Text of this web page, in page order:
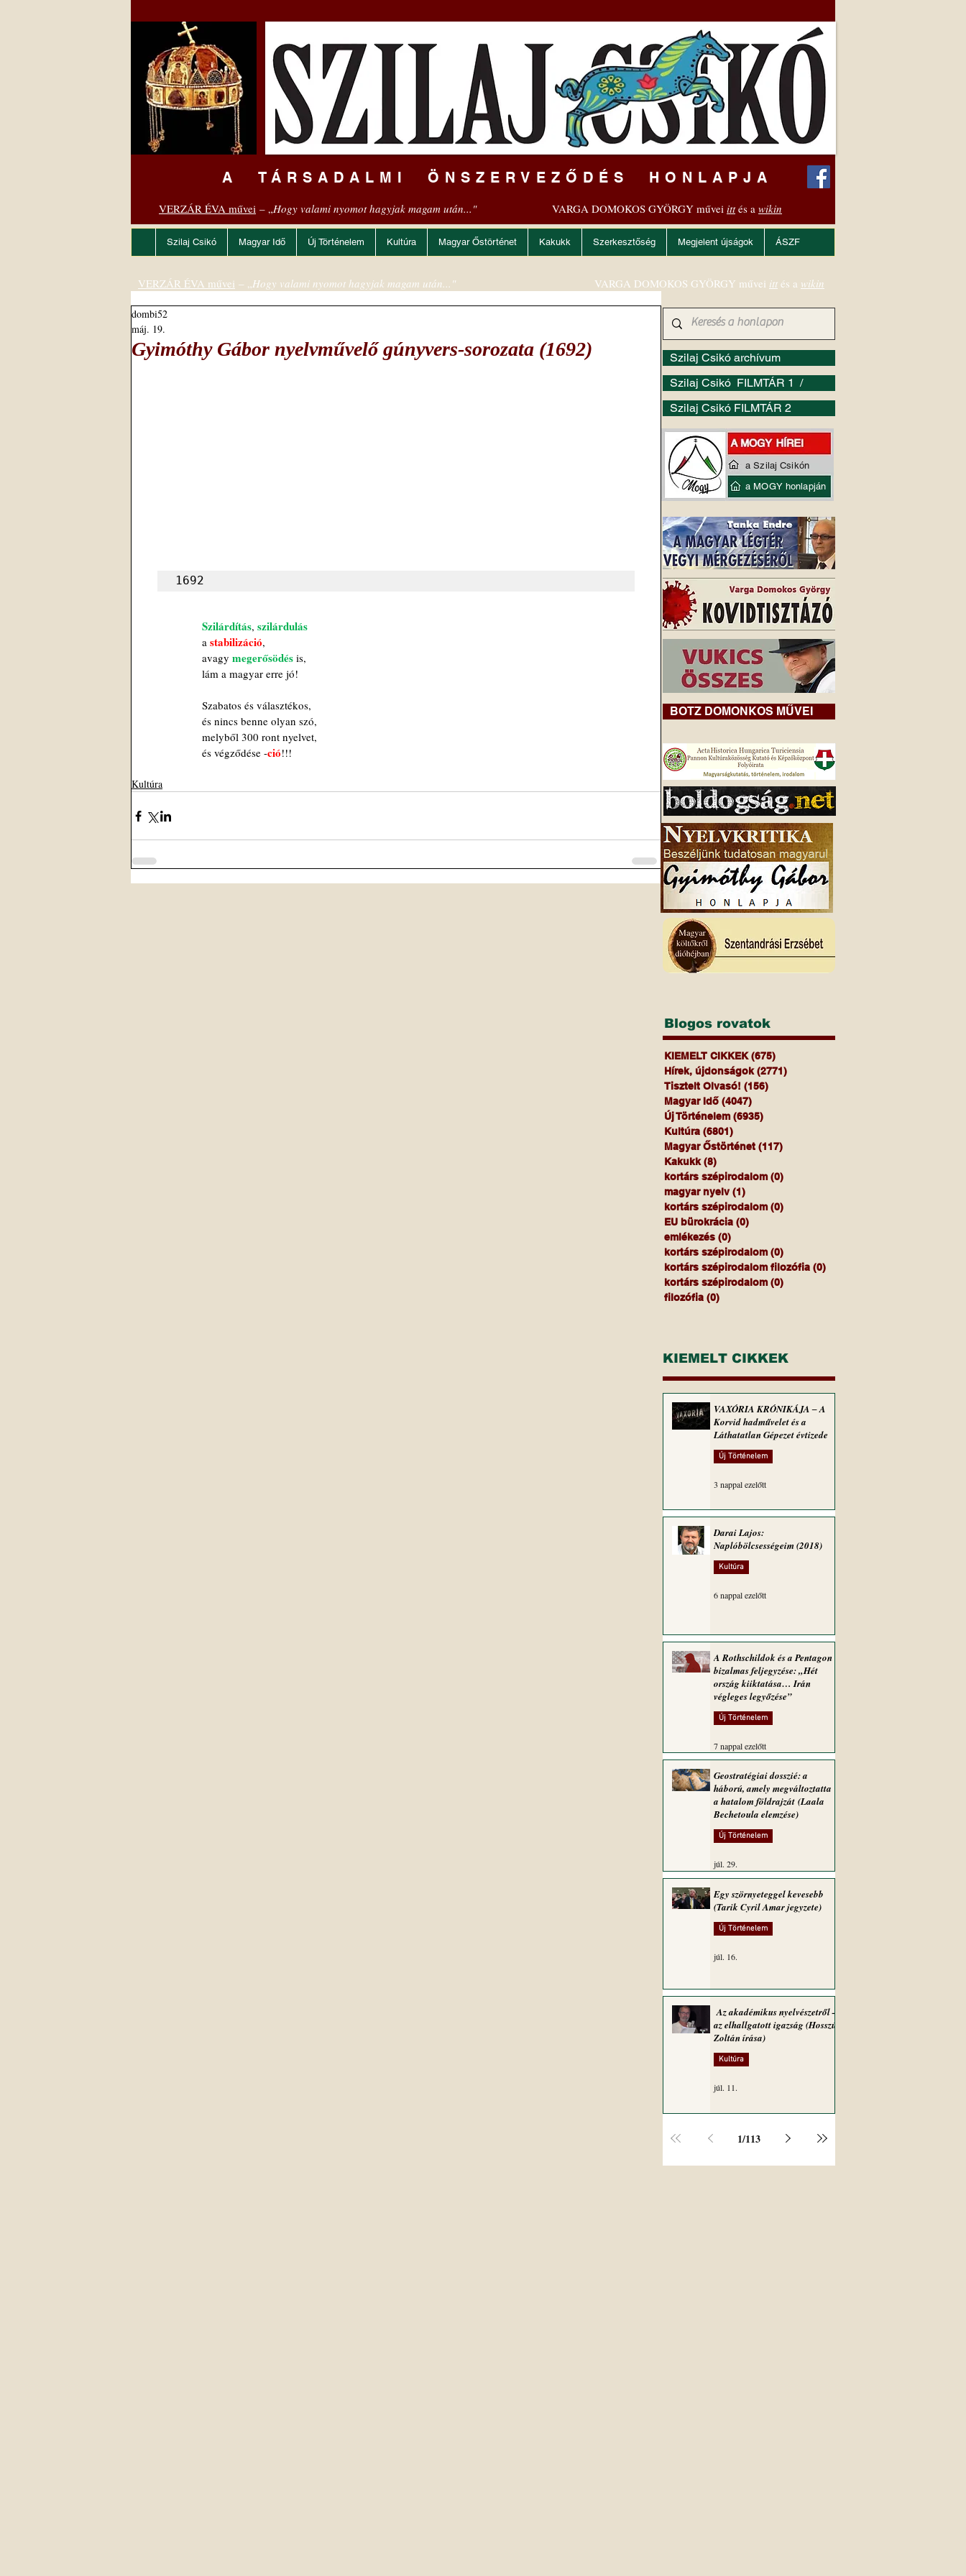
A TÁRSADALMI ÖNSZERVEZŐDÉS HONLAPJA
VERZÁR ÉVA művei – „Hogy valami nyomot hagyjak magam után..." VARGA DOMOKOS GYÖRGY művei ittés a wikin
Szilaj Csikó Magyar Idő Új Történelem Kultúra Magyar Őstörténet Kakukk Szerkesztőség Megjelent újságok ÁSZF
Gyimóthy Gábor nyelvművelő gúnyvers-sorozata (1692)
dombi52
máj. 19.
1692
Szilárdítás, szilárdulás
a stabilizáció,
avagy megerősödés is,
lám a magyar erre jó!
Szabatos és választékos,
és nincs benne olyan szó,
melyből 300 ront nyelvet,
és végződése -ció!!!
Kultúra
Szilaj Csikó archívum
Szilaj Csikó FILMTÁR 1 /
Szilaj Csikó FILMTÁR 2
VERZÁR ÉVA művei – „Hogy valami nyomot hagyjak magam után..." VARGA DOMOKOS GYÖRGY művei itt és a wikin
BOTZ DOMONKOS MŰVEI
Blogos rovatok
KIEMELT CIKKEK (675)
Hírek, újdonságok (2771)
Tisztelt Olvasó! (156)
Magyar Idő (4047)
Új Történelem (6935)
Kultúra (6801)
Magyar Őstörténet (117)
Kakukk (8)
kortárs szépirodalom (0)
magyar nyelv (1)
kortárs szépirodalom (0)
EU bürokrácia (0)
emlékezés (0)
kortárs szépirodalom (0)
kortárs szépirodalom filozófia (0)
kortárs szépirodalom (0)
filozófia (0)
KIEMELT CIKKEK
VAXÓRIA KRÓNIKÁJA ‒ A
Korvid hadművelet és a
Láthatatlan Gépezet évtizede
Új Történelem
3 nappal ezelőtt
Darai Lajos:
Naplóbölcsességeim (2018)
Kultúra
6 nappal ezelőtt
A Rothschildok és a Pentagon
bizalmas feljegyzése: „Hét
ország kiiktatása… Irán
végleges legyőzése”
Új Történelem
7 nappal ezelőtt
Geostratégiai dosszié: a
háború, amely megváltoztatta
a hatalom földrajzát (Laala
Bechetoula elemzése)
Új Történelem
júl. 29.
Egy szörnyeteggel kevesebb
(Tarik Cyril Amar jegyzete)
Új Történelem
júl. 16.
Az akadémikus nyelvészetről –
az elhallgatott igazság (Hosszú
Zoltán írása)
Kultúra
júl. 11.
1/113
a Szilaj Csikón
a MOGY honlapján